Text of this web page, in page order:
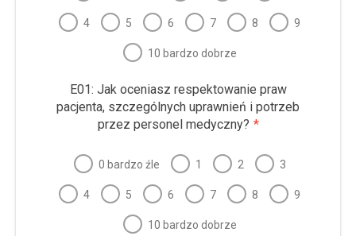
4 5 6 7 8 9
10 bardzo dobrze
E01: Jak oceniasz respektowanie praw
pacjenta, szczególnych uprawnień i potrzeb
przez personel medyczny? *
0 bardzo źle 1 2 3
4 5 6 7 8 9
10 bardzo dobrze